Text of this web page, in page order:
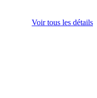
Voir tous les détails